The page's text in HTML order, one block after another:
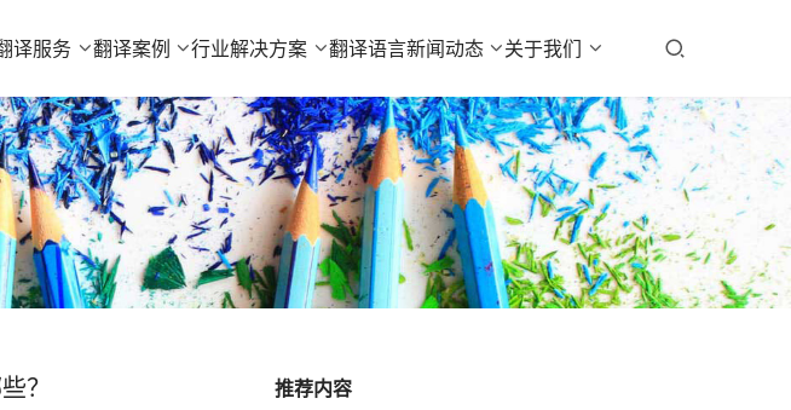
译服务 翻译案例 行业解决方案 翻译语言新闻动态 关于我们
？ 推荐内容